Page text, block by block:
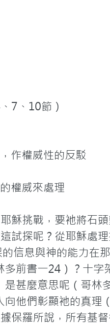
7、10節）
，作權威性的反駁
權威來處理
穌挑戰，要衪將石
試探呢？從耶穌處
信息與神的能力在
前書一24）？十
是甚麼意思呢（哥
向他們彰顯衪的真
保羅所說，所有基